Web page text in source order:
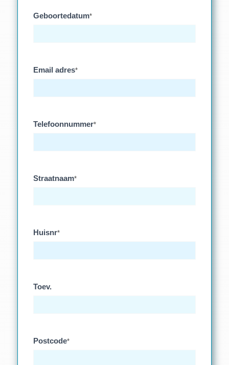
Geboortedatum*
Email adres*
Telefoonnummer*
Straatnaam*
Huisnr*
Toev.
Postcode*